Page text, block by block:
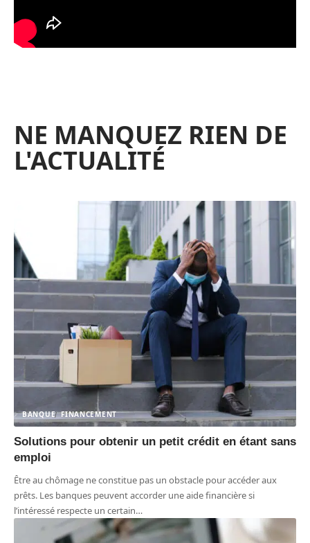
NE MANQUEZ RIEN DE
L'ACTUALITÉ
BANQUE FINANCEMENT
Solutions pour obtenir un petit crédit en étant sans
emploi
Être au chômage ne constitue pas un obstacle pour accéder aux
prêts. Les banques peuvent accorder une aide financière si
l’intéressé respecte un certain…